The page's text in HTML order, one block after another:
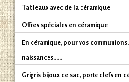
Tableaux avec de la céramique
Offres spéciales en céramique
En céramique, pour vos
naissances......
Grigris bijoux de sac, porte clefs en